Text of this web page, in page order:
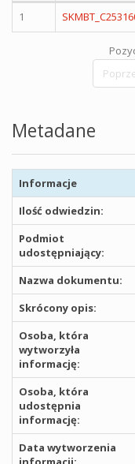
1
Metadane
Informacje
Ilość odwiedzin:
Podmiot
udostępniający:
Nazwa dokumentu:
Skrócony opis:
Osoba, która
wytworzyła
informację:
Osoba, która
udostępnia
informację:
Data wytworzenia